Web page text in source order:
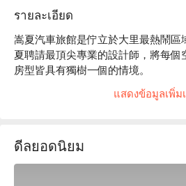
รายละเอียด
嵩夏汽車旅館是佇立於大里最熱鬧區
夏聘請最頂尖專業的設計師，將每個
房型皆具有獨樹一個的情境。
嵩夏汽車旅館評價：平台 4.9 星好評
嵩夏汽車旅館推薦：嵩夏每間房間皆
嵩夏汽車旅館優惠、嵩夏汽車旅館住
息方案立刻查看⬇︎
แสดงข้อมูลเพิ่ม
ดีลยอดนิยม